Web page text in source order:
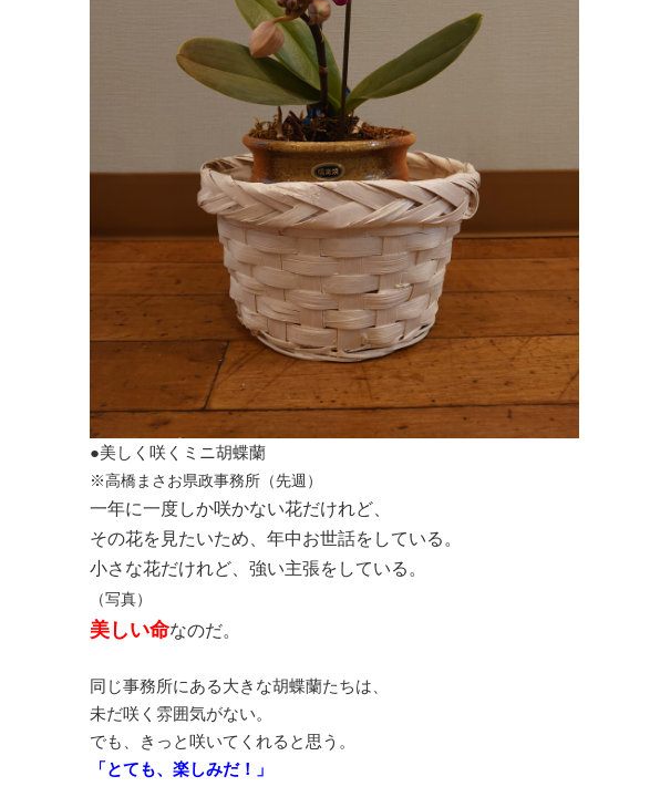
●美しく咲くミニ胡蝶蘭
※高橋まさお県政事務所（先週）
一年に一度しか咲かない花だけれど、
その花を見たいため、年中お世話をしている。
小さな花だけれど、強い主張をしている。
（写真）
美しい命なのだ。
同じ事務所にある大きな胡蝶蘭たちは、
未だ咲く雰囲気がない。
でも、きっと咲いてくれると思う。
「とても、楽しみだ！」